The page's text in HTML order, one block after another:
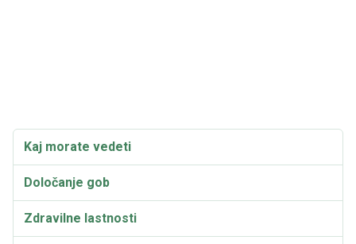
Kaj morate vedeti
Določanje gob
Zdravilne lastnosti